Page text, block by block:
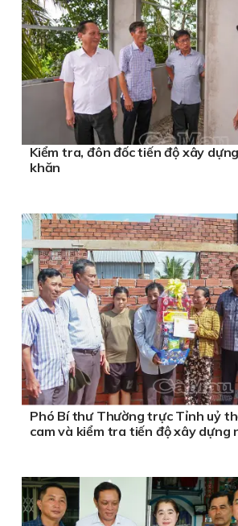
Kiểm tra, đôn đốc tiến độ xây
khăn
Phó Bí thư Thường trực Tỉnh uỷ
cam và kiểm tra tiến độ xây dựng